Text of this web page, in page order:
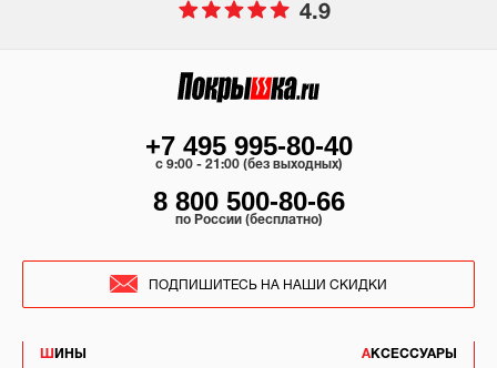
4.9
ШИНЫ
АКСЕССУАРЫ
+7 495 995-80-40
c 9:00 - 21:00 (без выходных)
8 800 500-80-66
по России (бесплатно)
ПОДПИШИТЕСЬ НА НАШИ СКИДКИ